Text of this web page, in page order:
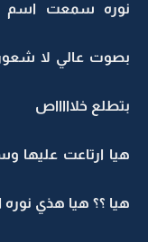
نوره سمعت اسم
بصوت عالي لا
بتطلع خلاااااص
هيا ارتاعت
هيا ؟؟ هيا هذي نوره